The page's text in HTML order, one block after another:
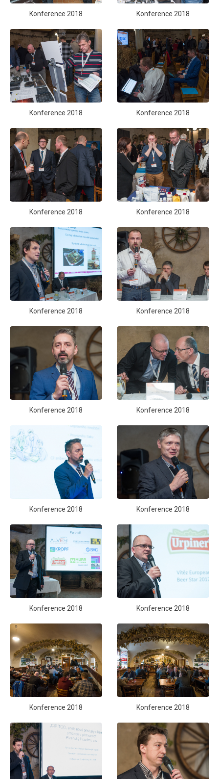
Konference 2018 Konference 2018
Konference 2018 Konference 2018
Konference 2018 Konference 2018
Konference 2018 Konference 2018
Konference 2018 Konference 2018
Konference 2018 Konference 2018
Konference 2018 Konference 2018
Konference 2018 Konference 2018